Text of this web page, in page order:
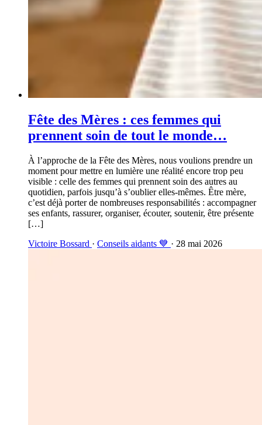
Fête des Mères : ces femmes qui
prennent soin de tout le monde…
À l’approche de la Fête des Mères, nous voulions prendre un
moment pour mettre en lumière une réalité encore trop peu
visible : celle des femmes qui prennent soin des autres au
quotidien, parfois jusqu’à s’oublier elles-mêmes. Être mère,
c’est déjà porter de nombreuses responsabilités : accompagner
ses enfants, rassurer, organiser, écouter, soutenir, être présente
[…]
Victoire Bossard · Conseils aidants 💙 · 28 mai 2026